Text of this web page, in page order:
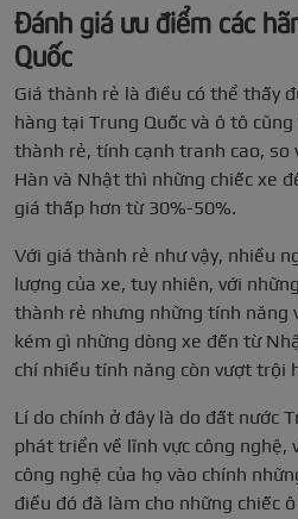
Đánh giá ưu điểm các
Quốc
Giá thành rẻ là điều có thể thấy
hàng tại Trung Quốc và ô tô
thành rẻ, tính cạnh tranh cao, so
Hàn và Nhật thì những chiếc xe
giá thấp hơn từ 30%-50%.
Với giá thành rẻ như vậy, nhiều
lượng của xe, tuy nhiên, với
thành rẻ nhưng những tính năng
kém gì những dòng xe đến từ
chí nhiều tính năng còn vượt trội
Lí do chính ở đây là do đất nước
phát triển về lĩnh vực công nghệ,
công nghệ của họ vào chính
điều đó đã làm cho những chiếc